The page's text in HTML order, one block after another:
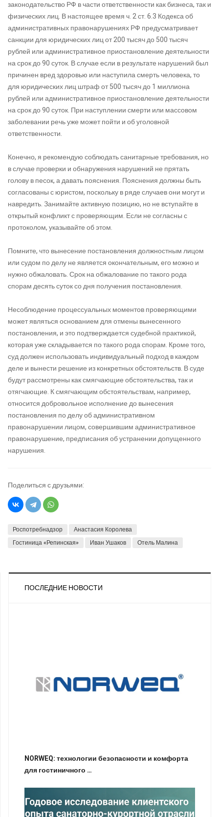
законодательство РФ в части ответственности как бизнеса, так и
физических лиц. В настоящее время ч. 2 ст. 6.3 Кодекса об
административных правонарушениях РФ предусматривает
санкции для юридических лиц от 200 тысяч до 500 тысяч
рублей или административное приостановление деятельности
на срок до 90 суток. В случае если в результате нарушений был
причинен вред здоровью или наступила смерть человека, то
для юридических лиц штраф от 500 тысяч до 1 миллиона
рублей или административное приостановление деятельности
на срок до 90 суток. При наступлении смерти или массовом
заболевании речь уже может пойти и об уголовной
ответственности.
Конечно, я рекомендую соблюдать санитарные требования, но
в случае проверки и обнаружения нарушений не прятать
голову в песок, а давать пояснения. Пояснения должны быть
согласованы с юристом, поскольку в ряде случаев они могут и
навредить. Занимайте активную позицию, но не вступайте в
открытый конфликт с проверяющим. Если не согласны с
протоколом, указывайте об этом.
Помните, что вынесение постановления должностным лицом
или судом по делу не является окончательным, его можно и
нужно обжаловать. Срок на обжалование по такого рода
спорам десять суток со дня получения постановления.
Несоблюдение процессуальных моментов проверяющими
может являться основанием для отмены вынесенного
постановления, и это подтверждается судебной практикой,
которая уже складывается по такого рода спорам. Кроме того,
суд должен использовать индивидуальный подход в каждом
деле и вынести решение из конкретных обстоятельств. В суде
будут рассмотрены как смягчающие обстоятельства, так и
отягчающие. К смягчающим обстоятельствам, например,
относится добровольное исполнение до вынесения
постановления по делу об административном
правонарушении лицом, совершившим административное
правонарушение, предписания об устранении допущенного
нарушения.
Поделиться с друзьями:
Роспотребнадзор
Анастасия Королева
Гостиница «Репинская»
Иван Ушаков Отель Малина
ПОСЛЕДНИЕ НОВОСТИ
NORWEQ: технологии безопасности и комфорта
для гостиничного …